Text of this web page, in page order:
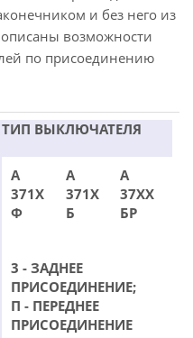
и без него из
возможности
по присоединению
ТИП ВЫКЛЮЧАТЕЛЯ
А
371Х
Ф
А
371Х
Б
А
37ХХ
БР
3 - ЗАДНЕЕ
ПРИСОЕДИНЕНИЕ;
П - ПЕРЕДНЕЕ
ПРИСОЕДИНЕНИЕ